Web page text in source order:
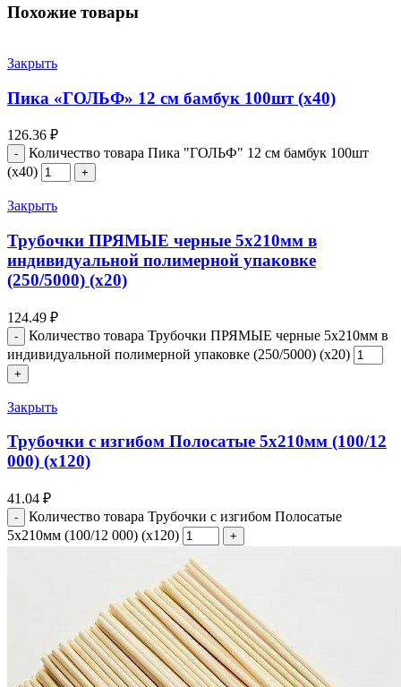
Похожие товары
Закрыть
Пика «ГОЛЬФ» 12 см бамбук 100шт (х40)
126.36 ₽
Количество товара Пика "ГОЛЬФ" 12 см бамбук 100шт
(х40)
Закрыть
Трубочки ПРЯМЫЕ черные 5х210мм в
индивидуальной полимерной упаковке
(250/5000) (х20)
124.49 ₽
Количество товара Трубочки ПРЯМЫЕ черные 5х210мм в
индивидуальной полимерной упаковке (250/5000) (х20)
Закрыть
Трубочки с изгибом Полосатые 5х210мм (100/12
000) (х120)
41.04 ₽
Количество товара Трубочки с изгибом Полосатые
5х210мм (100/12 000) (х120)